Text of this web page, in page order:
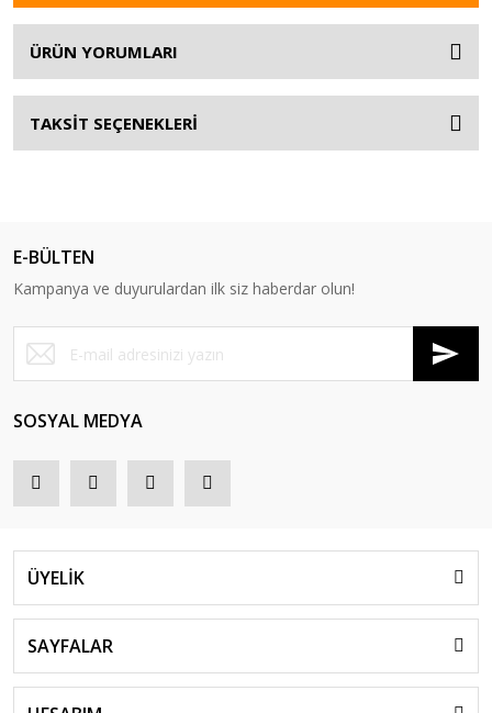
ÜRÜN YORUMLARI
TAKSİT SEÇENEKLERİ
E-BÜLTEN
Kampanya ve duyurulardan ilk siz haberdar olun!
SOSYAL MEDYA
ÜYELİK
SAYFALAR